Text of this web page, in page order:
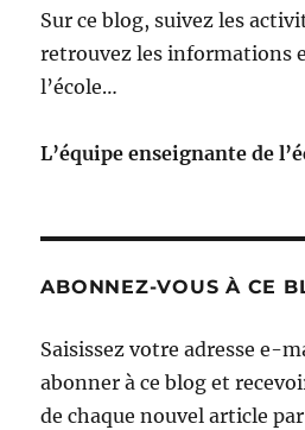
Sur ce blog, suivez les
retrouvez les informations
l’école…
L’équipe enseignante de
ABONNEZ-VOUS À CE
Saisissez votre adresse e-
abonner à ce blog et
de chaque nouvel article